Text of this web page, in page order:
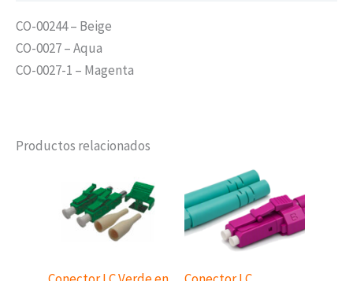
CO-00244 – Beige
CO-0027 – Aqua
CO-0027-1 – Magenta
Productos relacionados